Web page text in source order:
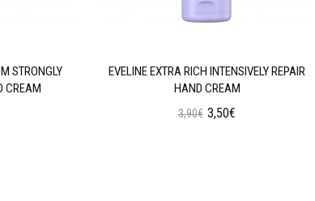
STRONGLY
CREAM
EVELINE EXTRA RICH INTENSIVELY REPAIR
HAND CREAM
3,90€ 3,50€